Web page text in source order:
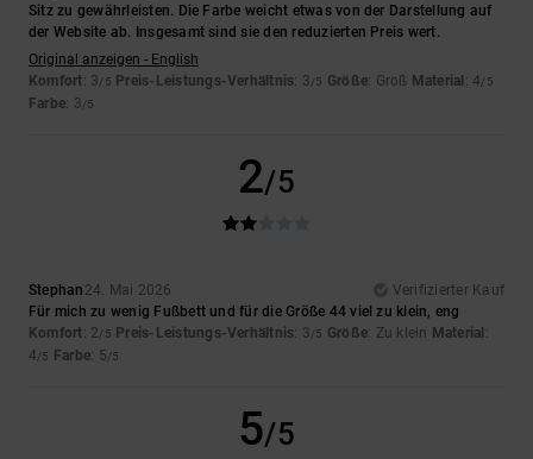
Sitz zu gewährleisten. Die Farbe weicht etwas von der Darstellung auf
der Website ab. Insgesamt sind sie den reduzierten Preis wert.
Original anzeigen - English
Komfort: 3/5 Preis-Leistungs-Verhältnis: 3/5 Größe: Groß Material : 4/5
Farbe: 3/5
2/5
Stephan 24. Mai 2026
Verifizierter Kauf
Für mich zu wenig Fußbett und für die Größe 44 viel zu klein, eng
Komfort: 2/5 Preis-Leistungs-Verhältnis: 3/5 Größe: Zu klein Material :
4/5 Farbe: 5/5
5/5